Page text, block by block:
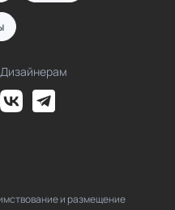
Дизайнерам
и размещение